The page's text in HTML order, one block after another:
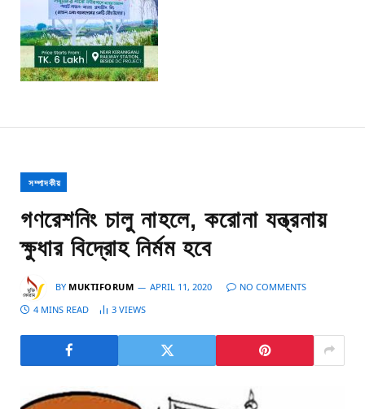
সম্পাদকীয়
গণরেশনিং চালু নাহলে, করোনা যন্ত্রনায়
ক্ষুধার বিদ্রোহ নির্মম হবে
BY MUKTIFORUM APRIL 11, 2020
NO COMMENTS
4 MINS READ
3 VIEWS